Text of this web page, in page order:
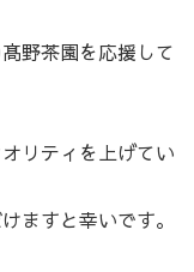
野茶園を応援して
リティを上げてい
ますと幸いです。